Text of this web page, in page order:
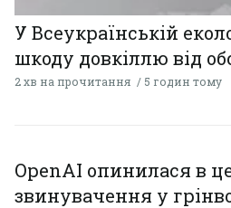
У Всеукраїнській
шкоду довкіллю від
2 хв на прочитання 5 годин тому
OpenAI опинилася в
звинувачення у